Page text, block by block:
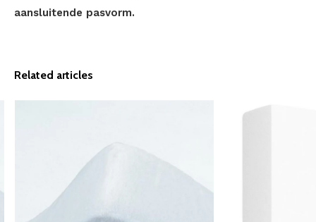
aansluitende pasvorm.
Related articles